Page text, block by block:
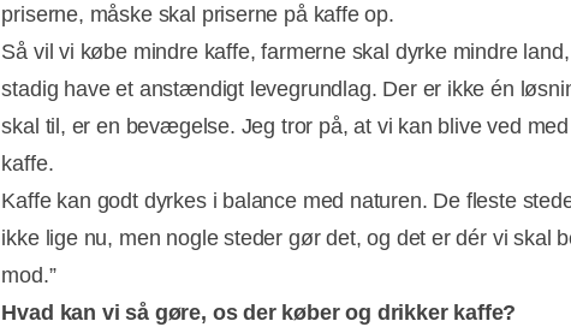
priserne, måske skal priserne på kaffe op.
Så vil vi købe mindre kaffe, farmerne skal dyrke mindre
stadig have et anstændigt levegrundlag. Der er ikke én
skal til, er en bevægelse. Jeg tror på, at vi kan blive ved
kaffe.
Kaffe kan godt dyrkes i balance med naturen. De fleste
ikke lige nu, men nogle steder gør det, og det er dér vi skal
mod.”
Hvad kan vi så gøre, os der køber og drikker kaffe?